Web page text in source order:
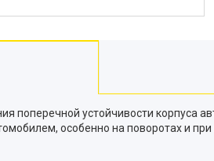
поперечной устойчивости
особенно на поворотах и